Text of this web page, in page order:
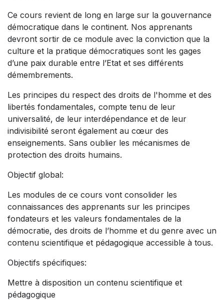
Ce cours revient de long en large sur la gouvernance
démocratique dans le continent. Nos apprenants
devront sortir de ce module avec la conviction que la
culture et la pratique démocratiques sont les gages
d’une paix durable entre l’Etat et ses différents
démembrements.
Les principes du respect des droits de l'homme et des
libertés fondamentales, compte tenu de leur
universalité, de leur interdépendance et de leur
indivisibilité seront également au cœur des
enseignements. Sans oublier les mécanismes de
protection des droits humains.
Objectif global:
Les modules de ce cours vont consolider les
connaissances des apprenants sur les principes
fondateurs et les valeurs fondamentales de la
démocratie, des droits de l’homme et du genre avec un
contenu scientifique et pédagogique accessible à tous.
Objectifs spécifiques:
Mettre à disposition un contenu scientifique et
pédagogique